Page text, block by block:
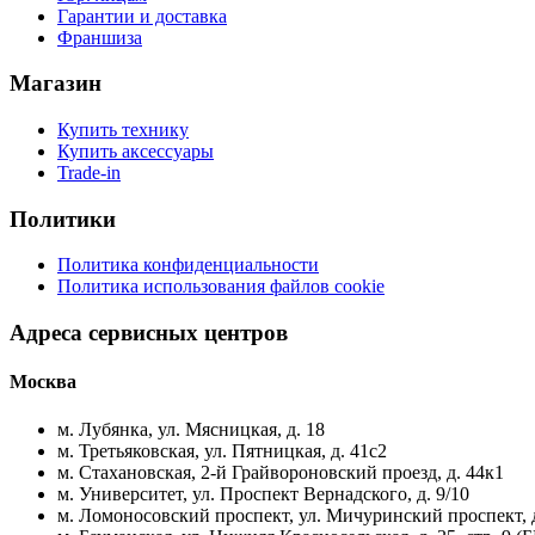
Гарантии и доставка
Франшиза
Магазин
Купить технику
Купить аксессуары
Trade-in
Политики
Политика конфиденциальности
Политика использования файлов cookie
Адреса сервисных центров
Москва
м. Лубянка, ул. Мясницкая, д. 18
м. Третьяковская, ул. Пятницкая, д. 41с2
м. Стахановская, 2-й Грайвороновский проезд, д. 44к1
м. Университет, ул. Проспект Вернадского, д. 9/10
м. Ломоносовский проспект, ул. Мичуринский проспект,